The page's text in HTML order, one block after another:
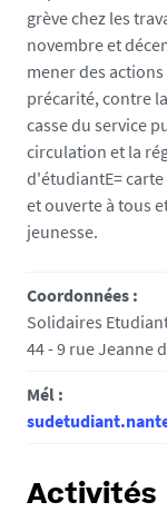
grève chez les
novembre et
mener des
précarité, contre
casse du service
circulation et la
d'étudiantE=
et ouverte à tous
jeunesse.
Coordonnées :
Solidaires
44 - 9 rue Jeanne
Mél :
Activités